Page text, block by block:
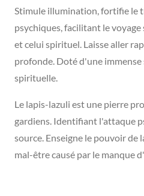
Stimule illumination, fortifie le
psychiques, facilitant le
et celui spirituel. Laisse aller
profonde. Doté d'une immense
spirituelle.
Le lapis-lazuli est une pierre
gardiens. Identifiant l'attaque
source. Enseigne le pouvoir de
mal-être causé par le manque